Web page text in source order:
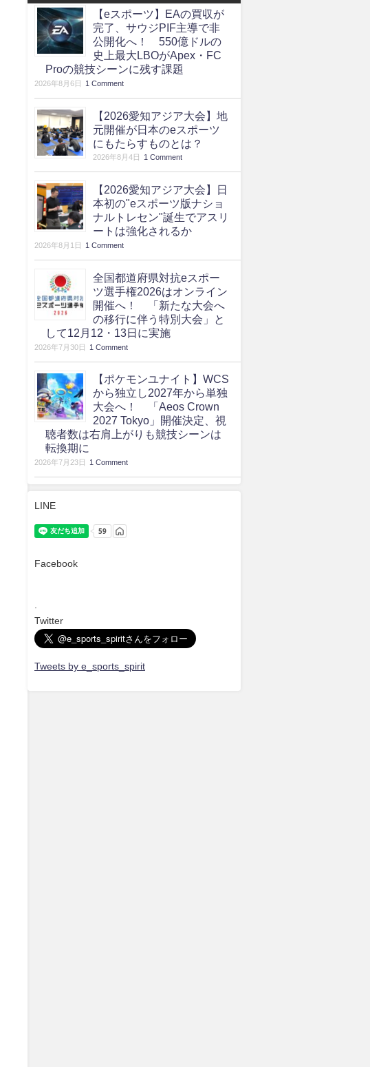
【eスポーツ】EAの買収が
完了、サウジPIF主導で非
公開化へ！ 550億ドルの
史上最大LBOがApex・FC
Proの競技シーンに残す課題
2026年8月6日 1 Comment
【2026愛知アジア大会】地
元開催が日本のeスポーツ
にもたらすものとは？
2026年8月4日 1 Comment
【2026愛知アジア大会】日
本初の"eスポーツ版ナショ
ナルトレセン"誕生でアスリ
ートは強化されるか
2026年8月1日 1 Comment
全国都道府県対抗eスポー
ツ選手権2026はオンライン
開催へ！ 「新たな大会へ
の移行に伴う特別大会」と
して12月12・13日に実施
2026年7月30日 1 Comment
【ポケモンユナイト】WCS
から独立し2027年から単独
大会へ！ 「Aeos Crown
2027 Tokyo」開催決定、視
聴者数は右肩上がりも競技シーンは
転換期に
2026年7月23日 1 Comment
LINE
Facebook
Twitter
Tweets by e_sports_spirit